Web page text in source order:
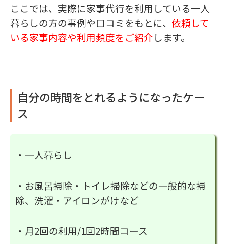
ここでは、実際に家事代行を利用している一人
暮らしの方の事例や口コミをもとに、 依頼して
いる家事内容や利用頻度をご紹介します。
自分の時間をとれるようになったケー
ス
・一人暮らし
・お風呂掃除・トイレ掃除などの一般的な掃
除、洗濯・アイロンがけなど
・月2回の利用/1回2時間コース